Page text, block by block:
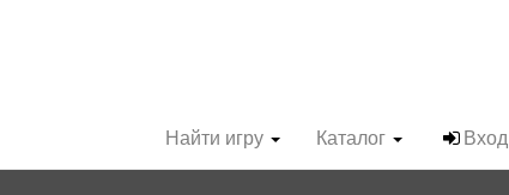
Найти игру Каталог Вход